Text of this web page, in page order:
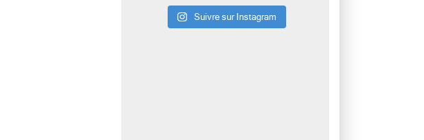
Suivre sur Instagram